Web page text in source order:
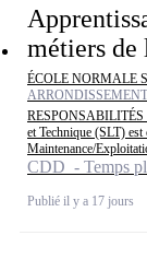
métiers de
ÉCOLE NORMALE
ARRONDISSEMENT
et Technique (SLT)
Maintenance/
CDD - Temps
Publié il y a 17 jours